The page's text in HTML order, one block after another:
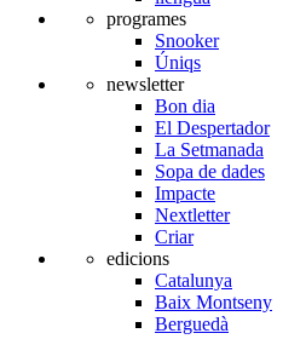
programes
Snooker
Úniqs
newsletter
Bon dia
El Despertador
La Setmanada
Sopa de dades
Impacte
Nextletter
Criar
edicions
Catalunya
Baix Montseny
Berguedà